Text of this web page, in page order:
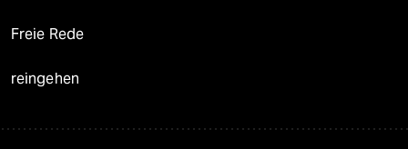
Freie Rede
reingehen